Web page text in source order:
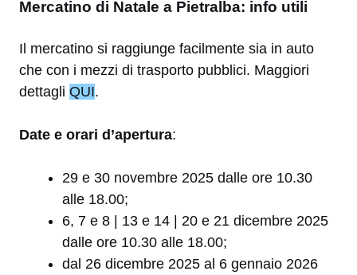
Mercatino di Natale a Pietralba: info utili
Il mercatino si raggiunge facilmente sia in auto
che con i mezzi di trasporto pubblici. Maggiori
dettagli QUI.
Date e orari d’apertura:
29 e 30 novembre 2025 dalle ore 10.30
alle 18.00;
6, 7 e 8 | 13 e 14 | 20 e 21 dicembre 2025
dalle ore 10.30 alle 18.00;
dal 26 dicembre 2025 al 6 gennaio 2026